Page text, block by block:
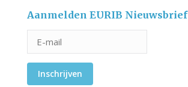
Aanmelden EURIB Nieuwsbrief
Inschrijven